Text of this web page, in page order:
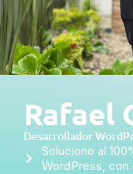
Rafael
Desarrollador
Soluciono al
WordPress, con